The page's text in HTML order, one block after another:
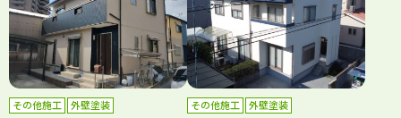
その他施工 外壁塗装 その他施工 外壁塗装